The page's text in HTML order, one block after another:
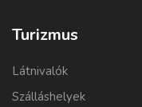
Turizmus
Látnivalók
Szálláshelyek